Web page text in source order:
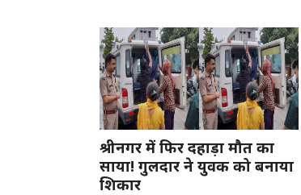
श्रीनगर में फिर दहाड़ा मौत का
साया! गुलदार ने युवक को बनाया
शिकार